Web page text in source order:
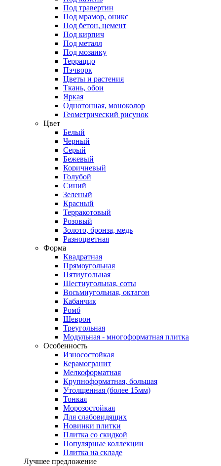
Под травертин
Под мрамор, оникс
Под бетон, цемент
Под кирпич
Под металл
Под мозаику
Терраццо
Пэчворк
Цветы и растения
Ткань, обои
Яркая
Однотонная, моноколор
Геометрический рисунок
Цвет
Белый
Черный
Серый
Бежевый
Коричневый
Голубой
Синий
Зеленый
Красный
Терракотовый
Розовый
Золото, бронза, медь
Разноцветная
Форма
Квадратная
Прямоугольная
Пятиугольная
Шестиугольная, соты
Восьмиугольная, октагон
Кабанчик
Ромб
Шеврон
Треугольная
Модульная - многоформатная плитка
Особенность
Износостойкая
Керамогранит
Мелкоформатная
Крупноформатная, большая
Утолщенная (более 15мм)
Тонкая
Морозостойкая
Для слабовидящих
Новинки плитки
Плитка со скидкой
Популярные коллекции
Плитка на складе
Лучшее предложение